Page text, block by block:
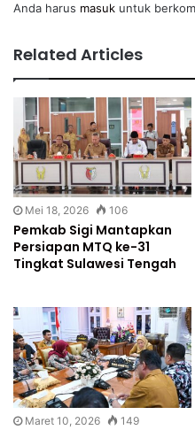
Anda harus masuk untuk
Related Articles
Mei 18, 2026 106
Pemkab Sigi Mantapkan
Persiapan MTQ ke-31
Tingkat Sulawesi Tengah
Maret 10, 2026 149